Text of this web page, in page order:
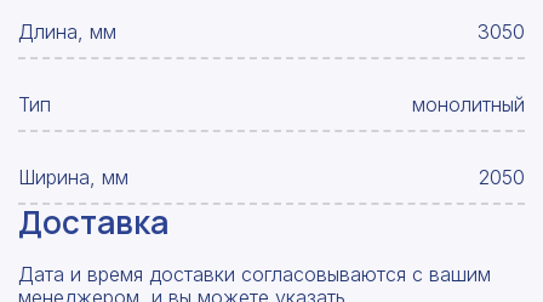
Длина, мм 3050
Тип монолитный
Ширина, мм 2050
Доставка
Дата и время доставки согласовываются с вашим